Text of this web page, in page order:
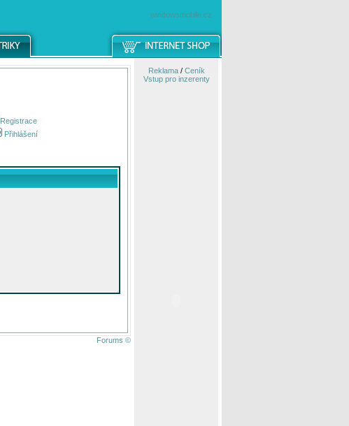
windowsmobile.cz
Registrace
Přihlášení
Forums ©
Reklama/ Ceník
Vstup pro inzerenty